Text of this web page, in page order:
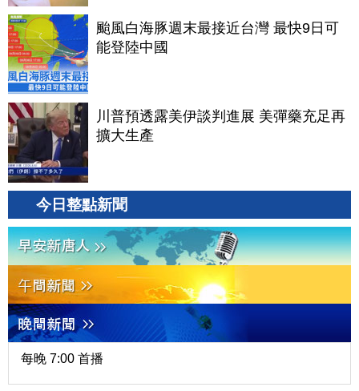
颱風白海豚週末最接近台灣 最快9日可
能登陸中國
川普預透露美伊談判進展 美彈藥充足再
擴大生產
今日整點新聞
每晚 7:00 首播